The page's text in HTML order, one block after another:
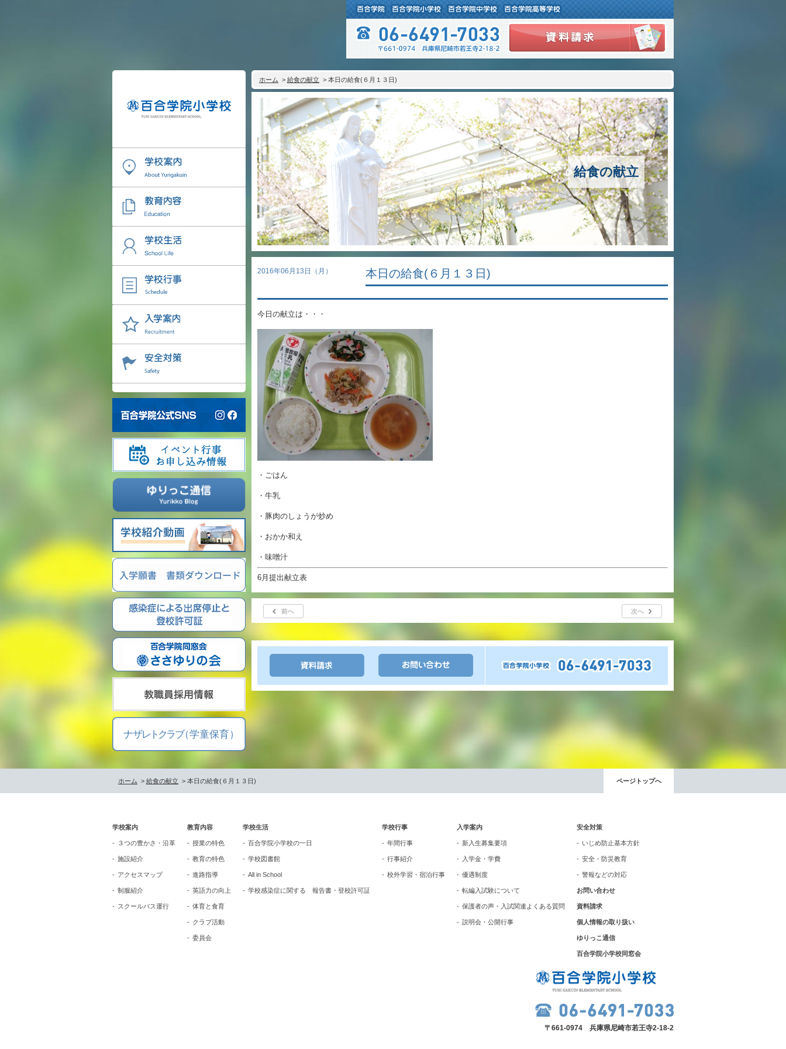
ホーム > 給食の献立 > 本日の給食(６月１３日)
給食の献立
2016年06月13日（月） 本日の給食(６月１３日)
今日の献立は・・・
・ごはん
・牛乳
・豚肉のしょうが炒め
・おかか和え
・味噌汁
6月提出献立表
前へ 次へ
ホーム > 給食の献立 > 本日の給食(６月１３日) ページトップへ
学校案内
３つの豊かさ・沿革
施設紹介
アクセスマップ
制服紹介
スクールバス運行
教育内容
授業の特色
教育の特色
進路指導
英語力の向上
体育と食育
クラブ活動
委員会
学校生活
百合学院小学校の一日
学校図書館
All in School
学校感染症に関する 報告書・登校許可証
学校行事
年間行事
行事紹介
校外学習・宿泊行事
入学案内
新入生募集要項
入学金・学費
優遇制度
転編入試験について
保護者の声・入試関連よくある質問
説明会・公開行事
安全対策
いじめ防止基本方針
安全・防災教育
警報などの対応
お問い合わせ
資料請求
個人情報の取り扱い
ゆりっこ通信
百合学院小学校同窓会
〒661-0974 兵庫県尼崎市若王寺2-18-2
３つの豊かさ・沿革
アクセスマップ
制服紹介
スクールバス運行
授業の特色
教育の特色
進路指導
新入生募集要項
入学金・学費
優遇制度